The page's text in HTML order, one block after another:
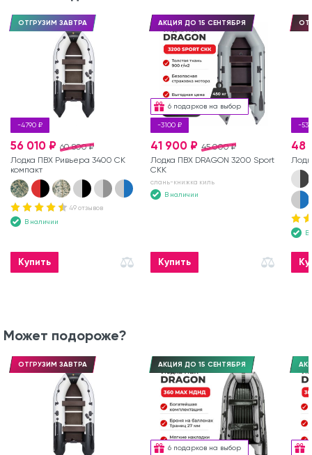
-4790 ₽
ОТГРУЗИМ ЗАВТРА
60 800 ₽
56 010 ₽
Лодка ПВХ Ривьера 3400 СК
компакт
49 отзывов
В наличии
Купить
6 подарков на выбор
-3100 ₽
АКЦИЯ ДО 15 СЕНТЯБРЯ
45 000 ₽
41 900 ₽
Лодка ПВХ DRAGON 3200 Sport
СКК
слань-книжка киль
В наличии
Купить
-
48
В
Может подороже?
ОТГРУЗИМ ЗАВТРА
6 подарков на выбор
АКЦИЯ ДО 15 СЕНТЯБРЯ